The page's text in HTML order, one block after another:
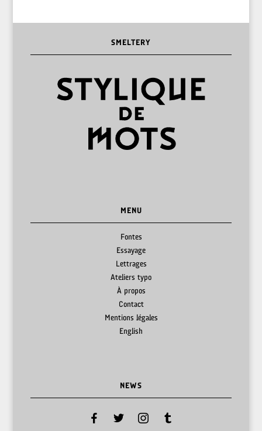
SMELTERY
MENU
Fontes
Essayage
Lettrages
Ateliers typo
À propos
Contact
Mentions légales
English
NEWS
facebook twitter instagramtumblr